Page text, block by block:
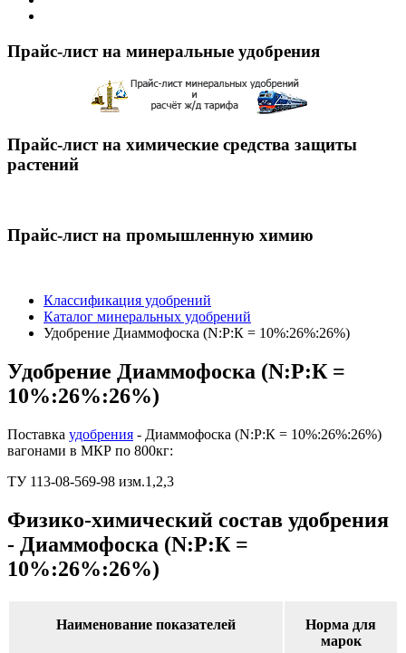
Прайс-лист на минеральные удобрения
Прайс-лист на химические средства защиты
растений
Прайс-лист на промышленную химию
Классификация удобрений
Каталог минеральных удобрений
Удобрение Диаммофоска (N:P:К = 10%:26%:26%)
Удобрение Диаммофоска (N:P:К =
10%:26%:26%)
Поставка удобрения - Диаммофоска (N:P:К = 10%:26%:26%)
вагонами в МКР по 800кг:
ТУ 113-08-569-98 изм.1,2,3
Физико-химический состав удобрения
- Диаммофоска (N:P:К =
10%:26%:26%)
Наименование показателей
Норма для
марок